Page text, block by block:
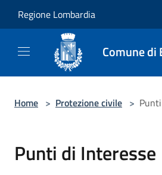
Regione Lombardia
Comune di
Home > Protezione civile >
Punti di Interesse